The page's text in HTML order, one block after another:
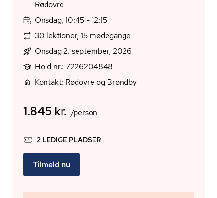
Rødovre
Onsdag, 10:45 - 12:15
30 lektioner, 15 mødegange
Onsdag 2. september, 2026
Hold nr.: 7226204848
Kontakt: Rødovre og Brøndby
1.845 kr. /person
2 LEDIGE PLADSER
Tilmeld nu